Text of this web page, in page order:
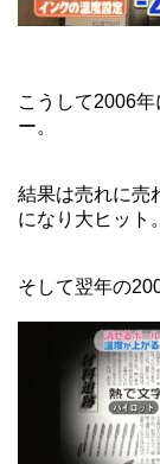
こうして2006
ー。
結果は売れに売
になり大ヒット。
そして翌年の